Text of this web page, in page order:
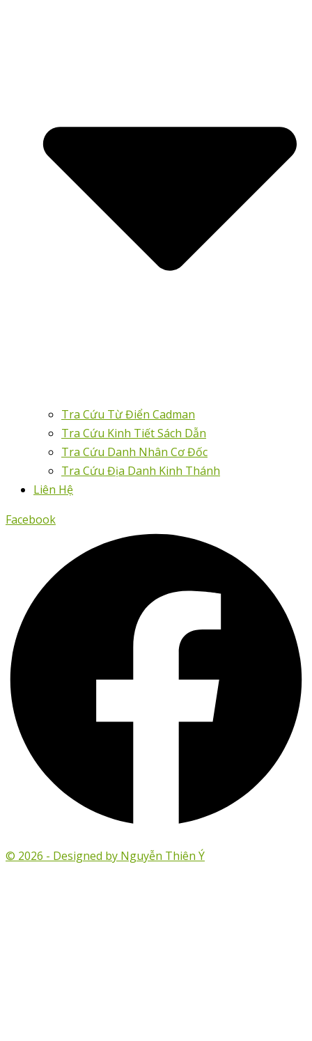
Tra Cứu Từ Điển Cadman
Tra Cứu Kinh Tiết Sách Dẫn
Tra Cứu Danh Nhân Cơ Đốc
Tra Cứu Địa Danh Kinh Thánh
Liên Hệ
Facebook
© 2026 - Designed by Nguyễn Thiên Ý